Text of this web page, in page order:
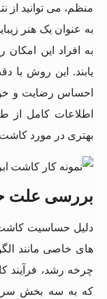
منظم، می توانید از
به عنوان یک هنر
به افراد این
یابند. این روش با
احساس رضایت و
اطلاعات کامل از
بهتری در مورد کاشت
بررسی علت
دلیل حساسیت
های خاصی مانند
چرخه رشد، فرآیند
که به سه بخش